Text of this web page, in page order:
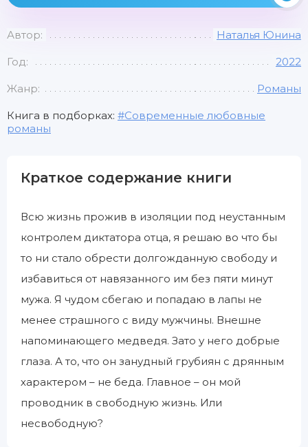
Автор: Наталья Юнина
Год: 2022
Жанр: Романы
Книга в подборках:
Современные любовные
романы
Краткое содержание книги
Всю жизнь прожив в изоляции под неустанным
контролем диктатора отца, я решаю во что бы
то ни стало обрести долгожданную свободу и
избавиться от навязанного им без пяти минут
мужа. Я чудом сбегаю и попадаю в лапы не
менее страшного с виду мужчины. Внешне
напоминающего медведя. Зато у него добрые
глаза. А то, что он занудный грубиян с дрянным
характером – не беда. Главное – он мой
проводник в свободную жизнь. Или
несвободную?